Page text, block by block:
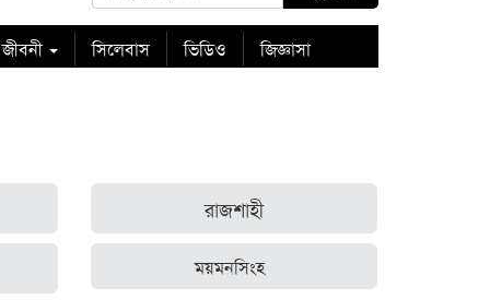
সিলেবাস ভিডিও জিজ্ঞাসা
রাজশাহী
ময়মনসিংহ